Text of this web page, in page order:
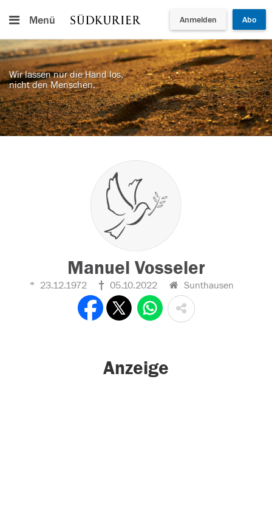
Menü Anmelden Abo
Wir lassen nur die Hand los,
nicht den Menschen.
Manuel Vosseler
23.12.1972 05.10.2022 Sunthausen
Anzeige